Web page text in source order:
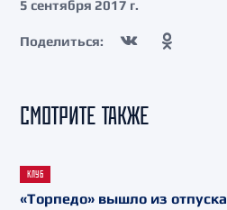
5 сентября 2017 г.
Поделиться:
СМОТРИТЕ ТАКЖЕ
КЛУБ
«Торпедо» вышло из отпуска